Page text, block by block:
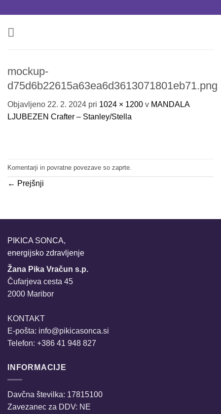
vsebino
mockup-
d75d6b22615a63ea6d3613071801eb71.png
Objavljeno 22. 2. 2024 pri 1024 × 1200 v MANDALA
LJUBEZEN Crafter – Stanley/Stella
Komentarji in povratne povezave so zaprte.
← Prejšnji
PIKICA SONCA,
energijsko zdravljenje
Žana Pika Vračun s.p.
Čufarjeva cesta 45
2000 Maribor
KONTAKT
E-pošta: info@pikicasonca.si
Telefon: +386 41 948 827
INFORMACIJE
Davčna številka: 17815100
Zavezanec za DDV: NE